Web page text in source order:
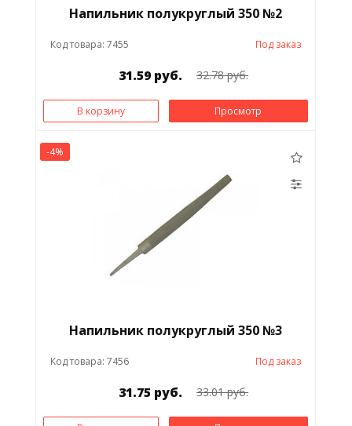
Напильник полукруглый 350 №2
Код товара: 7455 Под заказ
31.59 руб. 32.78 руб.
В корзину Просмотр
-4%
Напильник полукруглый 350 №3
Код товара: 7456 Под заказ
31.75 руб. 33.01 руб.